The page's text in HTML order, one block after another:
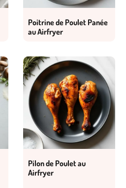
Poitrine de Poulet Panée
au Airfryer
Pilon de Poulet au
Airfryer